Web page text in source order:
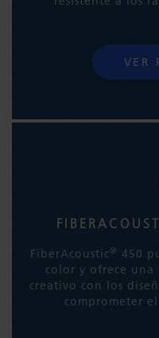
VER
FiberAcoustic® 450
color y ofrece
creativo con los
comprometer